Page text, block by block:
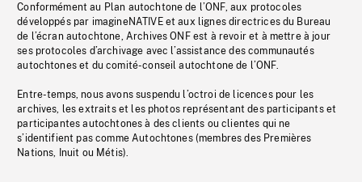
Conformément au Plan autochtone de l’ONF, aux protocoles
développés par imagineNATIVE et aux lignes directrices du Bureau
de l’écran autochtone, Archives ONF est à revoir et à mettre à jour
ses protocoles d’archivage avec l’assistance des communautés
autochtones et du comité-conseil autochtone de l’ONF.
Entre-temps, nous avons suspendu l’octroi de licences pour les
archives, les extraits et les photos représentant des participants et
participantes autochtones à des clients ou clientes qui ne
s’identifient pas comme Autochtones (membres des Premières
Nations, Inuit ou Métis).